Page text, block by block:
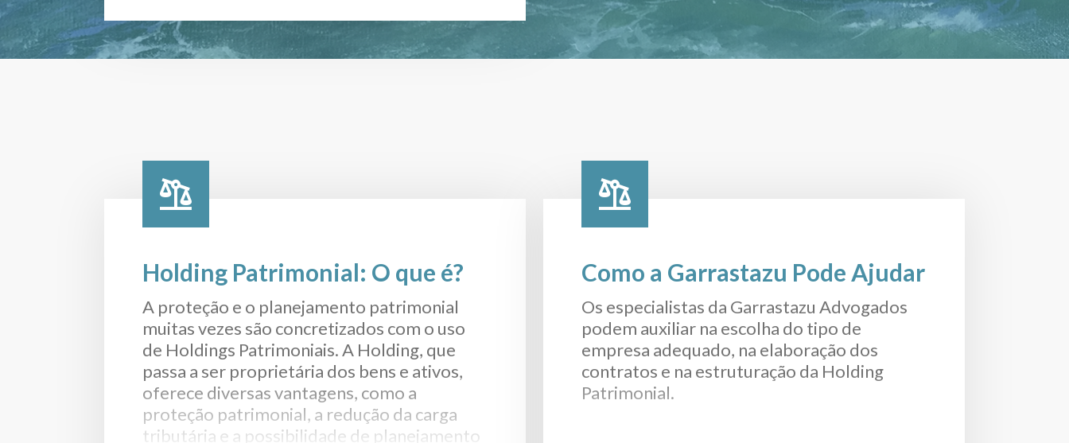
Holding Patrimonial: O que é?
A proteção e o planejamento patrimonial
muitas vezes são concretizados com o uso
de Holdings Patrimoniais. A Holding, que
passa a ser proprietária dos bens e ativos,
oferece diversas vantagens, como a
proteção patrimonial, a redução da carga
tributária e a possibilidade de planejamento
Como a Garrastazu Pode Ajudar
Os especialistas da Garrastazu Advogados
podem auxiliar na escolha do tipo de
empresa adequado, na elaboração dos
contratos e na estruturação da Holding
Patrimonial.